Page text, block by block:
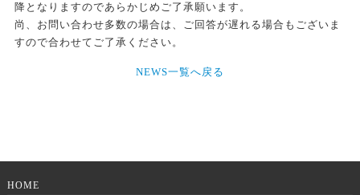
降となりますのであらかじめご了承願います。
尚、お問い合わせ多数の場合は、ご回答が遅れる場合もございま
すので合わせてご了承ください。
NEWS一覧へ戻る
HOME